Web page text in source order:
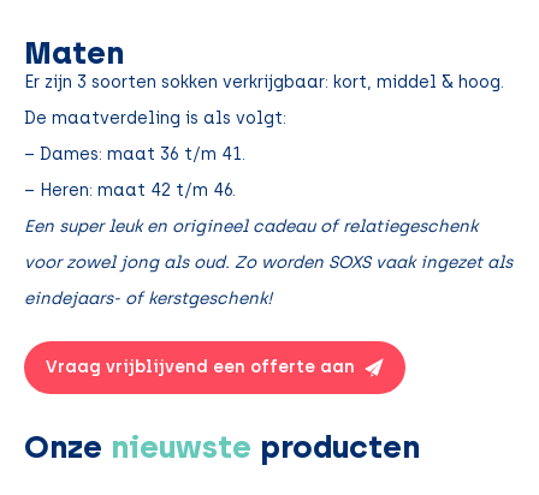
Maten
Er zijn 3 soorten sokken verkrijgbaar: kort, middel & hoog.
De maatverdeling is als volgt:
– Dames: maat 36 t/m 41.
– Heren: maat 42 t/m 46.
Een super leuk en origineel cadeau of relatiegeschenk
voor zowel jong als oud. Zo worden SOXS vaak ingezet als
eindejaars- of kerstgeschenk!
Vraag vrijblijvend een offerte aan
Onze nieuwste producten